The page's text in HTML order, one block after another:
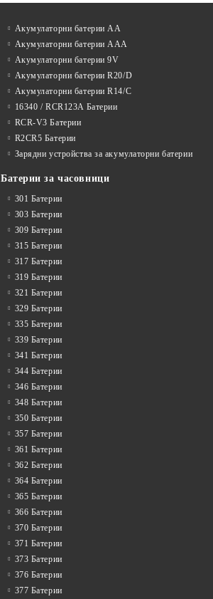
Акумулаторни батерии АА
Акумулаторни батерии AAA
Акумулаторни батерии 9V
Акумулаторни батерии R20/D
Акумулаторни батерии R14/C
16340 / RCR123A Батерии
RCR-V3 Батерии
R2CR5 Батерии
Зарядни устройства за акумулаторни батерии
Батерии за часовници
301 Батерии
303 Батерии
309 Батерии
315 Батерии
317 Батерии
319 Батерии
321 Батерии
329 Батерии
335 Батерии
339 Батерии
341 Батерии
344 Батерии
346 Батерии
348 Батерии
350 Батерии
357 Батерии
361 Батерии
362 Батерии
364 Батерии
365 Батерии
366 Батерии
370 Батерии
371 Батерии
373 Батерии
376 Батерии
377 Батерии